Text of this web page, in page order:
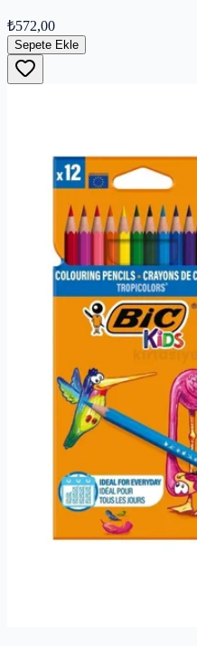
₺572,00
Sepete Ekle